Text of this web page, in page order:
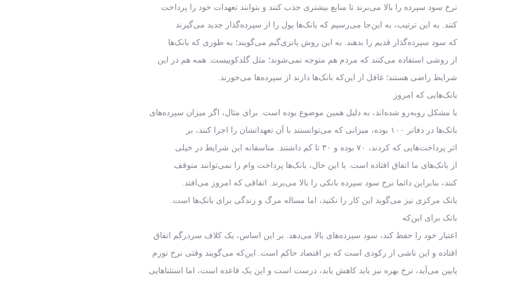
نرخ سود سپرده را بالا می‌برند تا منابع بیشتری جذب کنند و بتوانند تعهدات خود را پرداخت
کنند. به این ترتیب، به این‌جا می‌رسیم که بانک‌ها پول را از سپرده‌گذار جدید می‌گیرند
که سود سپرده‌گذار قدیم را بدهند. به این روش پانزی‌گیم می‌گویند؛ به طوری که بانک‌ها
از روشی استفاده می‌کنند که مردم هم متوجه نمی‌شوند؛ مثل گلدکوییست. همه هم در این
شرایط راضی هستند؛ غافل از این‌که بانک‌ها دارند از سپرده‌ها می‌خورند.
بانک‌هایی که امروز
با مشکل روبه‌رو شده‌اند، به دلیل همین موضوع بوده است. برای مثال، اگر میزان سپرده‌های
بانک‌ها در دفاتر ۱۰۰ بوده، میزانی که می‌توانستند با آن تعهداتشان را اجرا کنند، بر
اثر پرداخت‌هایی که کردند، ۷۰ بوده و ۳۰ تا کم داشتند. متاسفانه این شرایط در خیلی
از بانک‌های ما اتفاق افتاده است. با این حال، بانک‌ها پرداخت وام را نمی‌توانند متوقف
کنند، بنابراین دائما نرخ سود سپرده بانکی را بالا می‌برند. اتفاقی که امروز می‌افتد.
بانک مرکزی نیز می‌گوید این کار را نکنید، اما مساله مرگ و زندگی برای بانک‌ها است.
بانک برای این‌که
اعتبار خود را حفظ کند، سود سپرده‌های بالا می‌دهد. بر این اساس، یک کلاف سردرگم اتفاق
افتاده و این ناشی از رکودی است که بر اقتصاد حاکم است. این‌که می‌گویند وقتی نرخ تورم
پایین می‌آید، نرخ بهره نیز باید کاهش یابد، درست است و این یک قاعده است، اما استثناهایی